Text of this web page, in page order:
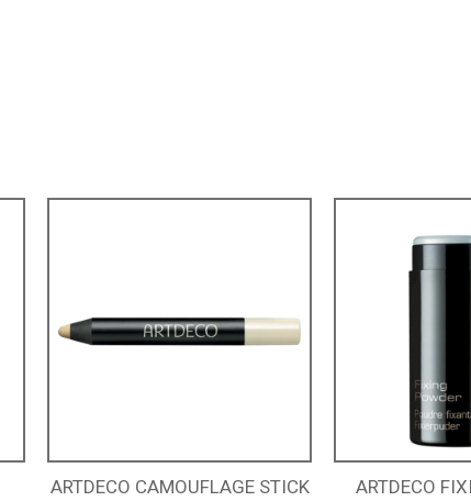
ARTDECO CAMOUFLAGE STICK
ARTDECO